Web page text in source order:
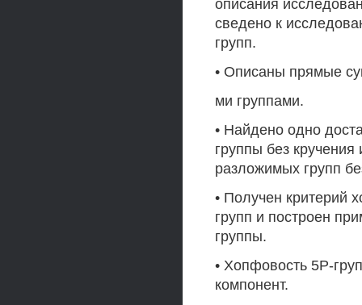
описания
сведено к
групп.
• Описаны прямые
ми группами.
• Найдено одно
группы без
разложимых групп
• Получен критерий
групп и построен
группы.
• Хопфовость 5Р-
компонент.